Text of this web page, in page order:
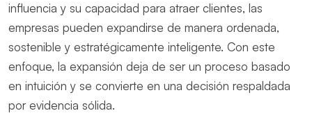
influencia y su capacidad para atraer clientes, las
empresas pueden expandirse de manera ordenada,
sostenible y estratégicamente inteligente. Con este
enfoque, la expansión deja de ser un proceso basado
en intuición y se convierte en una decisión respaldada
por evidencia sólida.